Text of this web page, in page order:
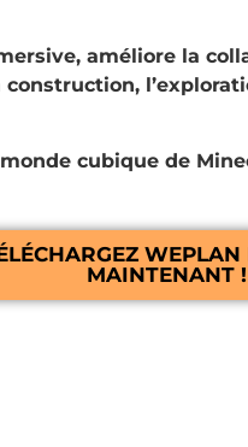
améliore la
construction,
cubique de
WEPLAN
MAINTENANT !